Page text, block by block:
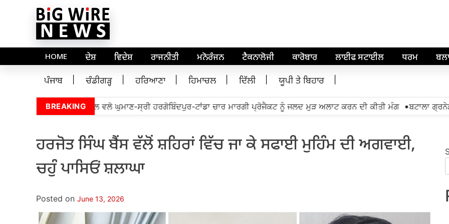
HOME ਦੇਸ਼ ਵਿਦੇਸ਼ ਰਾਜਨੀਤੀ ਮਨੋਰੰਜਨ ਟੈਕਨਾਲੋਜੀ ਕਾਰੋਬਾਰ ਲਾਈਫ ਸਟਾਈਲ ਧਰਮ
ਪੰਜਾਬ ਚੰਡੀਗੜ੍ਹ ਹਰਿਆਣਾ ਹਿਮਾਚਲ ਦਿੱਲੀ ਯੂਪੀ ਤੇ ਬਿਹਾਰ
BREAKING
ਡਾ. ਰਾਜ ਕੁਮਾਰ ਚੱਬੇਵਾਲ ਵਲੋ ਘੁਮਾਣ-ਸ੍ਰੀ ਹਰਗੋਬਿੰਦਪੁਰ-ਟਾਂਡਾ ਚਾਰ ਮਾਰਗੀ ਪ੍ਰੋਜੈਕਟ ਨੂੰ ਜਲਦ ਮੁੜ ਅਲਾਟ ਕਰਨ ਦੀ ਕੀਤੀ ਮੰਗ •ਬਟਾਲਾ ਗ੍ਰਨੇਡ
ਹਰਜੋਤ ਸਿੰਘ ਬੈਂਸ ਵੱਲੋਂ ਸ਼ਹਿਰਾਂ ਵਿੱਚ ਜਾ ਕੇ ਸਫਾਈ ਮੁਹਿੰਮ ਦੀ ਅਗਵਾਈ,
ਚਹੁੰ ਪਾਸਿਓਂ ਸ਼ਲਾਘਾ
Posted on June 13, 2026